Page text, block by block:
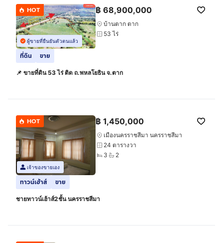
HOT
ผู้ขายที่ยืนยันตัวตนแล้ว
฿ 68,900,000
บ้านตาก ตาก
53 ไร่
ที่ดิน ขาย
📌 ขายที่ดิน 53 ไร่ ติด ถ.พหลโยธิน จ.ตาก
HOT
เจ้าของขายเอง
฿ 1,450,000
เมืองนครราชสีมา นครราชสีมา
24 ตารางวา
3
2
ทาวน์เฮ้าส์ ขาย
ชายทาวน์เฮ้าส์2ชั้น นครราชสีมา